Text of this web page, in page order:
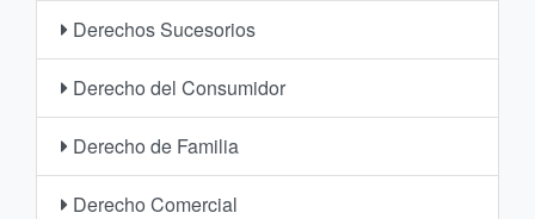
Derechos Sucesorios
Derecho del Consumidor
Derecho de Familia
Derecho Comercial